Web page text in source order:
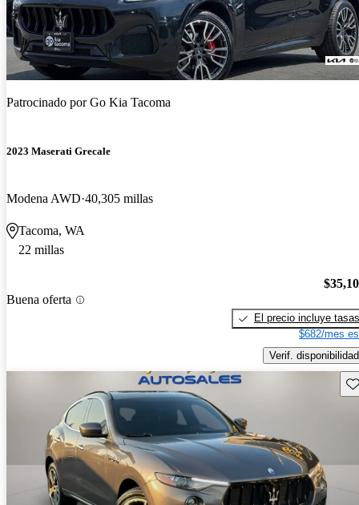
Patrocinado porGo Kia Tacoma
2023 Maserati Grecale
Modena AWD 40,305 millas
Tacoma, WA
22 millas
Buena oferta
El precio incluye tasas
$682/mes
Verif. disponibilidad